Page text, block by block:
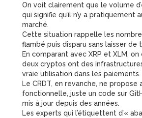
On voit clairement que le volume
qui signifie qu’il n’y a pratiquement
marché.
Cette situation rappelle les
flambé puis disparu sans laisser de
En comparant avec XRP et XLM,
deux cryptos ont des
vraie utilisation dans les paiements.
Le CRDT, en revanche, ne propose
fonctionnelle, juste un code sur
mis à jour depuis des années.
Les experts qui l’étiquettent d’«